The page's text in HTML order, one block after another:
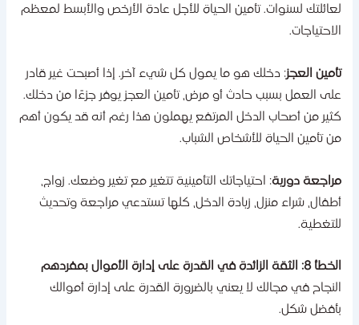
لسنوات. تأمين الحياة للأجل عادة الأرخص والأبسط لمعظم
العجز: دخلك هو ما يمول كل شيء آخر. إذا أصبحت غير قادر
العمل بسبب حادث أو مرض، تأمين العجز يوفر جزءًا من دخلك.
من أصحاب الدخل المرتفع يهملون هذا رغم أنه قد يكون أهم
تأمين الحياة للأشخاص الشباب.
دورية: احتياجاتك التأمينية تتغير مع تغير وضعك. زواج،
شراء منزل، زيادة الدخل، كلها تستدعي مراجعة وتحديث
الزائدة في القدرة على إدارة الأموال بمفردهم
في مجالك لا يعني بالضرورة القدرة على إدارة أموالك
شكل.